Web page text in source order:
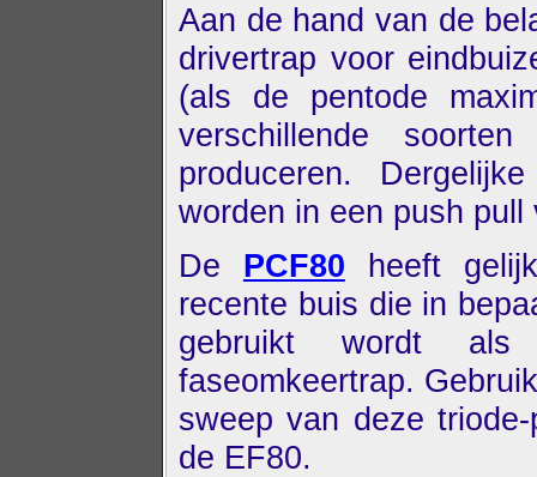
Aan de hand van de
drivertrap voor
(als de pentode
verschillende
produceren.
worden in een push pull
De PCF80 heeft
recente buis die in
gebruikt wordt als
faseomkeertrap.
sweep van deze
de EF80.